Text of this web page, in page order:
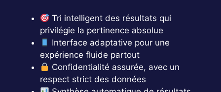
Tri intelligent des résultats qui
privilégie la pertinence absolue
Interface adaptative pour une
expérience fluide partout
Confidentialité assurée, avec un
respect strict des données